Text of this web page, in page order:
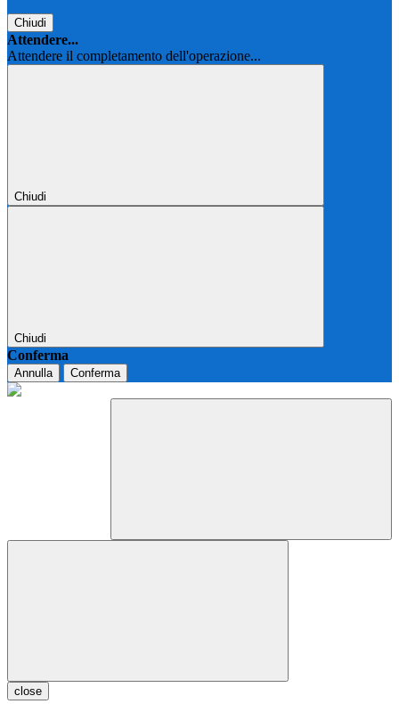
Chiudi
Attendere...
Attendere il completamento dell'operazione...
Chiudi
Chiudi
Conferma
Annulla Conferma
close